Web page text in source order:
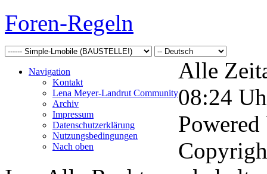
Foren-Regeln
Navigation
Kontakt
Lena Meyer-Landrut Community
Archiv
Impressum
Datenschutzerklärung
Nutzungsbedingungen
Nach oben
Alle
08:24